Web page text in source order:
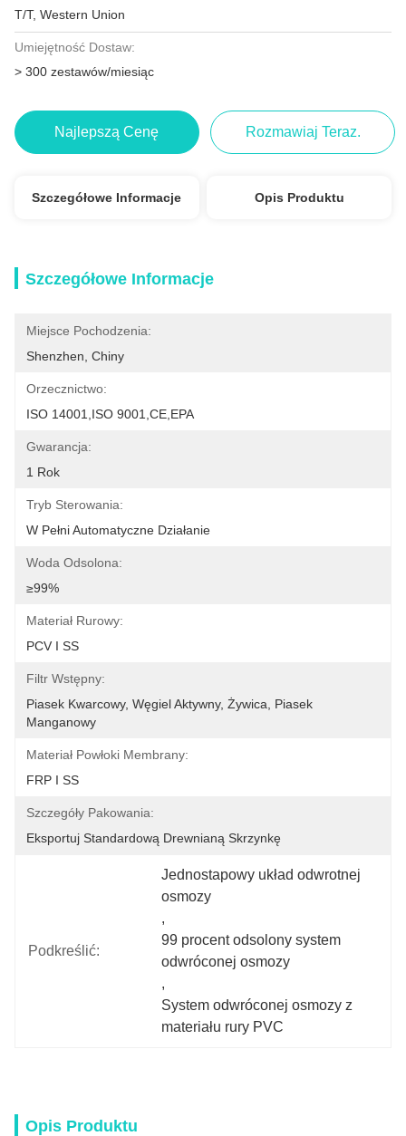
T/T, Western Union
Umiejętność Dostaw:
> 300 zestawów/miesiąc
Najlepszą Cenę Rozmawiaj Teraz.
Szczegółowe Informacje Opis Produktu
Szczegółowe Informacje
Miejsce Pochodzenia:
Shenzhen, Chiny
Orzecznictwo:
ISO 14001,ISO 9001,CE,EPA
Gwarancja:
1 Rok
Tryb Sterowania:
W Pełni Automatyczne Działanie
Woda Odsolona:
≥99%
Materiał Rurowy:
PCV I SS
Filtr Wstępny:
Piasek Kwarcowy, Węgiel Aktywny, Żywica, Piasek
Manganowy
Materiał Powłoki Membrany:
FRP I SS
Szczegóły Pakowania:
Eksportuj Standardową Drewnianą Skrzynkę
Podkreślić:
Jednostapowy układ odwrotnej
osmozy
,
99 procent odsolony system
odwróconej osmozy
,
System odwróconej osmozy z
materiału rury PVC
Opis Produktu